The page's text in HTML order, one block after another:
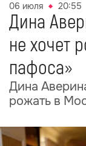
06 июля 20:55
Дина
не хочет
пафоса»
Дина
рожать в